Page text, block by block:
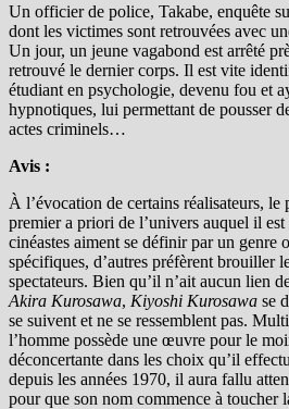
Un officier de police, Takabe, enquête
dont les victimes sont retrouvées avec
Un jour, un jeune vagabond est arrêté
retrouvé le dernier corps. Il est vite
étudiant en psychologie, devenu fou et
hypnotiques, lui permettant de pousser
actes criminels…
Avis :
À l’évocation de certains réalisateurs, le
premier a priori de l’univers auquel il
cinéastes aiment se définir par un genre
spécifiques, d’autres préfèrent brouiller
spectateurs. Bien qu’il n’ait aucun lien
Akira Kurosawa, Kiyoshi Kurosawa se
se suivent et ne se ressemblent pas.
l’homme possède une œuvre pour le
déconcertante dans les choix qu’il
depuis les années 1970, il aura fallu
pour que son nom commence à toucher